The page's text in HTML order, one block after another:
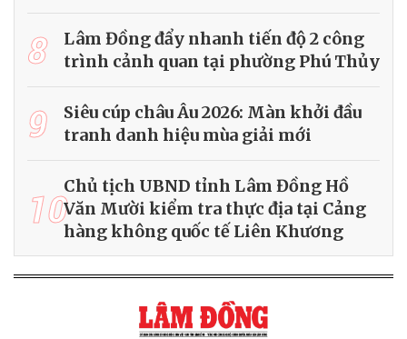
8
Lâm Đồng đẩy nhanh tiến độ 2 công
trình cảnh quan tại phường Phú Thủy
9
Siêu cúp châu Âu 2026: Màn khởi đầu
tranh danh hiệu mùa giải mới
10Chủ tịch UBND tỉnh Lâm Đồng Hồ
Văn Mười kiểm tra thực địa tại Cảng
hàng không quốc tế Liên Khương